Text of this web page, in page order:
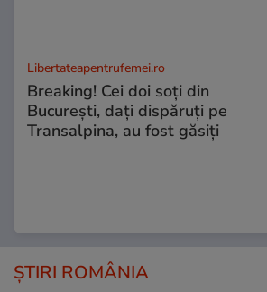
Libertateapentrufemei.ro
Breaking! Cei doi soți din
București, dați dispăruți pe
Transalpina, au fost găsiți
ȘTIRI ROMÂNIA